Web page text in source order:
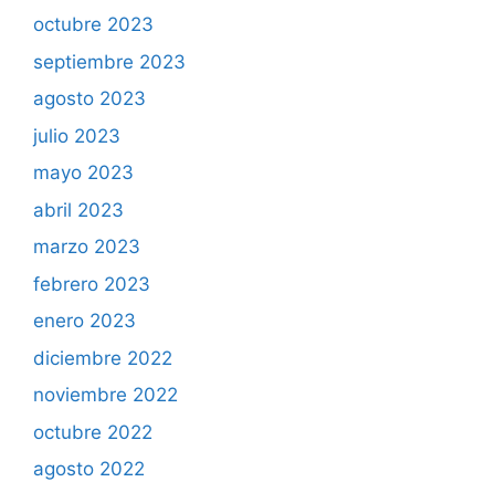
octubre 2023
septiembre 2023
agosto 2023
julio 2023
mayo 2023
abril 2023
marzo 2023
febrero 2023
enero 2023
diciembre 2022
noviembre 2022
octubre 2022
agosto 2022